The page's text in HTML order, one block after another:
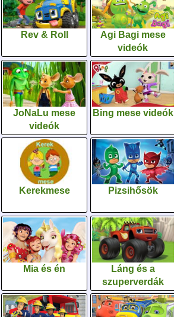
Rev & Roll
Agi Bagi mese
videók
JoNaLu mese
videók
Bing mese videók
Kerekmese Pizsihősök
Mia és én
Láng és a
szuperverdák